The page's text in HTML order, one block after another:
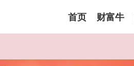
首页 财富牛